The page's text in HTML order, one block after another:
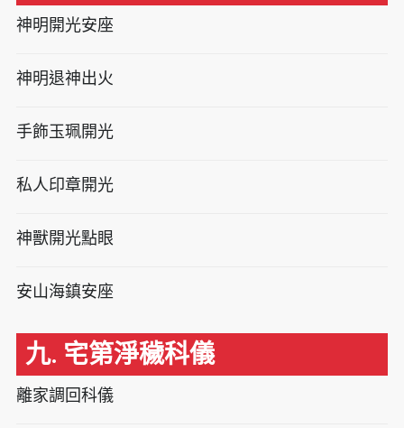
神明開光安座
神明退神出火
手飾玉珮開光
私人印章開光
神獸開光點眼
安山海鎮安座
九. 宅第淨穢科儀
離家調回科儀